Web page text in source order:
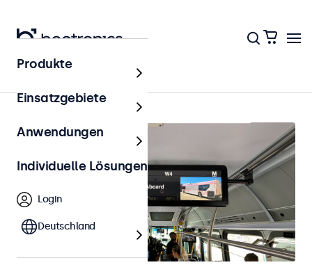
Startseite
Produkte
Einsatzgebiete
Anwendungen
Individuelle Lösungen
Login
Deutschland